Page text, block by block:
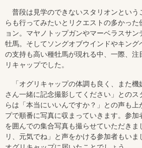
普段は見学のできないスタリオンとい
らも行ってみたいとリクエストの多かっ
ョン。マヤノトップガンやマーベラスサ
牡馬。そしてソングオブウインドやキング
の支持も高い種牡馬が現れる中、一際、
リキャップでした。
「オグリキャップの体調も良く、また
さん一緒に記念撮影してください」との
らは「本当にいいんですか？」との声も
プで順番に写真に収まっていきます。参
を囲んでの集合写真も撮らせていただき
リ、元気でね」と声をかける参加者もい